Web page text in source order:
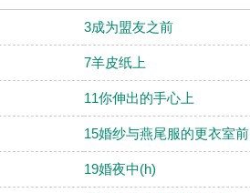
3成为盟友之前
7羊皮纸上
11你伸出的手心上
15婚纱与燕尾服的更衣室前
19婚夜中(h)